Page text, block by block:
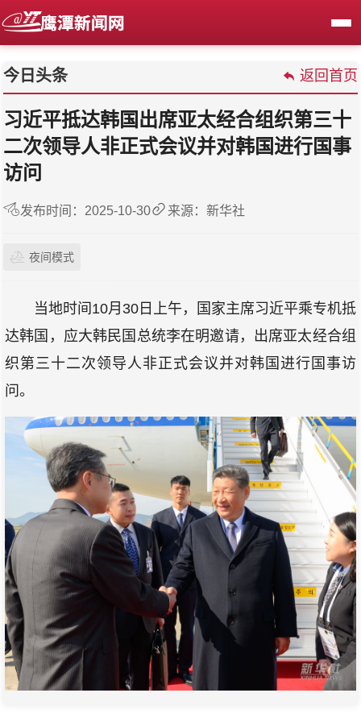
今日头条 返回首页
习近平抵达韩国出席亚太经合组织第三十
二次领导人非正式会议并对韩国进行国事
访问
发布时间：2025-10-30 来源：新华社
夜间模式
当地时间10月30日上午，国家主席习近平乘专机抵
达韩国，应大韩民国总统李在明邀请，出席亚太经合组
织第三十二次领导人非正式会议并对韩国进行国事访
问。